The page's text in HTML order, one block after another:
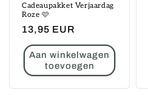
Cadeaupakket Verjaardag
Roze 🩷
Normale
prijs
13,95 EUR
Aan winkelwagen
toevoegen